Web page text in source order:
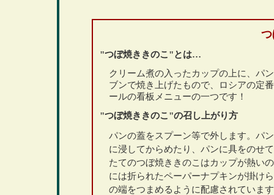
"つぼ焼ききのこ"とは…
クリーム煮の入ったカップの上に、パ
ブンで焼き上げたもので、ロシアの定
ールの看板メニューの一つです！
"つぼ焼ききのこ"の召し上がり方
パンの蓋をスプーン等で外します。パ
に浸してからめたり、パンに具をのせ
たてのつぼ焼ききのこはカップが熱い
には折られたペーパーナプキンが掛け
の端をつまめるように配慮されていま